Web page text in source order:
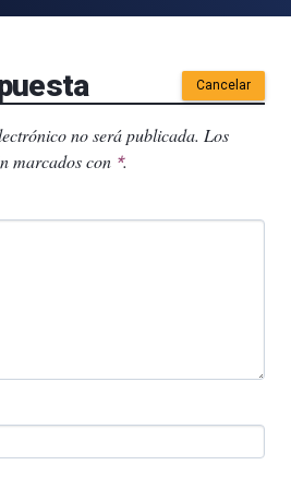
Cancelar
no será publicada. Los
marcados con *.